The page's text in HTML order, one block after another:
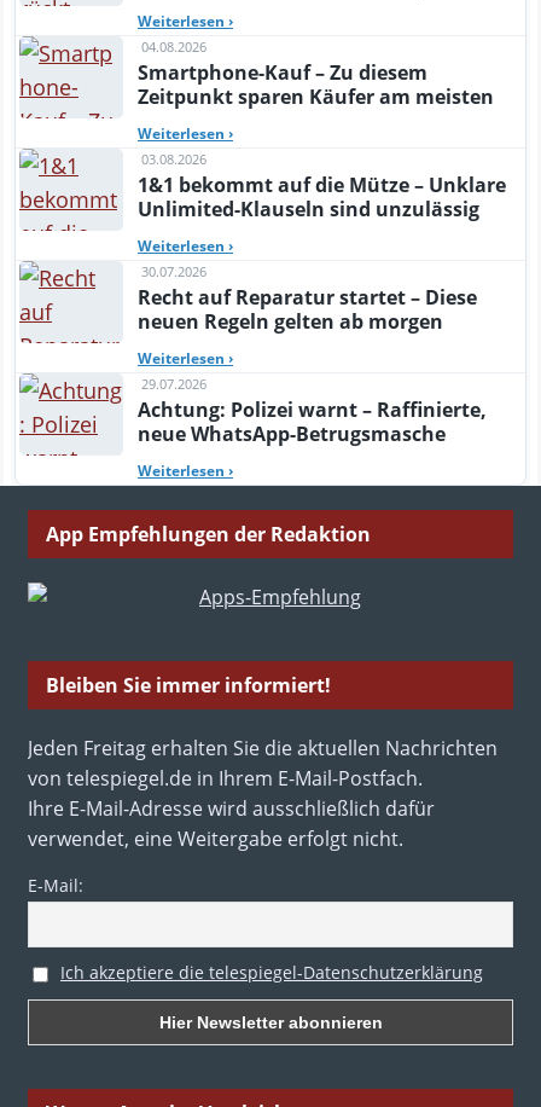
Weiterlesen ›
04.08.2026
Smartphone-Kauf – Zu diesem
Zeitpunkt sparen Käufer am meisten
Weiterlesen ›
03.08.2026
1&1 bekommt auf die Mütze – Unklare
Unlimited-Klauseln sind unzulässig
Weiterlesen ›
30.07.2026
Recht auf Reparatur startet – Diese
neuen Regeln gelten ab morgen
Weiterlesen ›
29.07.2026
Achtung: Polizei warnt – Raffinierte,
neue WhatsApp-Betrugsmasche
Weiterlesen ›
App Empfehlungen der Redaktion
Bleiben Sie immer informiert!
Jeden Freitag erhalten Sie die aktuellen Nachrichten
von telespiegel.de in Ihrem E-Mail-Postfach.
Ihre E-Mail-Adresse wird ausschließlich dafür
verwendet, eine Weitergabe erfolgt nicht.
E-Mail:
Ich akzeptiere die telespiegel-Datenschutzerklärung